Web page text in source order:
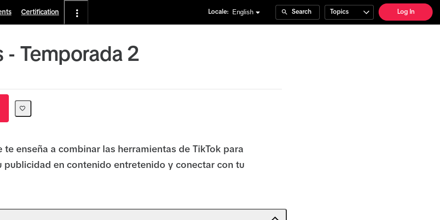
Certification Locale: English Search Topics Log In
- Temporada 2
te enseña a combinar las herramientas de TikTok para
publicidad en contenido entretenido y conectar con tu